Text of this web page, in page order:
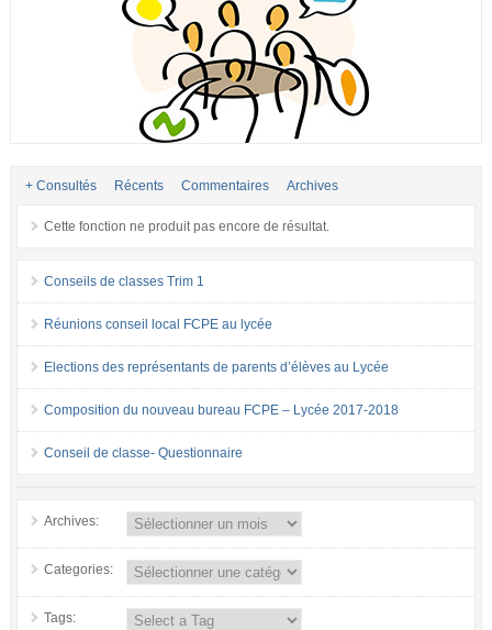
+ Consultés Récents Commentaires Archives
Cette fonction ne produit pas encore de résultat.
Conseils de classes Trim 1
Réunions conseil local FCPE au lycée
Elections des représentants de parents d’élèves au Lycée
Composition du nouveau bureau FCPE – Lycée 2017-2018
Conseil de classe- Questionnaire
Archives:
Categories:
Tags: